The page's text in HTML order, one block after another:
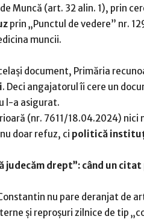
Muncă (art. 32 alin. 1), prin
prin „Punctul de vedere” nr.
muncii.
document, Primăria
. Deci angajatorul îi cere un
l-a asigurat.
(nr. 7611/18.04.2024) nici
doar refuz, ci politică
judecăm drept”: când un
nu pare deranjat de
și reproșuri zilnice de tip